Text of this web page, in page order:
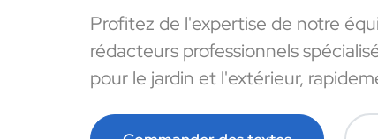
Profitez de l'expertise de notre
rédacteurs professionnels
pour le jardin et l'extérieur,